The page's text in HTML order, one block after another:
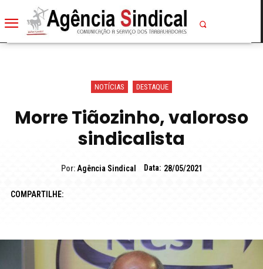
NOTÍCIAS DESTAQUE
Morre Tiãozinho, valoroso
sindicalista
Por: Agência Sindical Data: 28/05/2021
COMPARTILHE: